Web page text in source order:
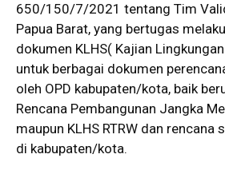
650/150/7/2021 tentang Tim
Papua Barat, yang bertugas
dokumen KLHS( Kajian
untuk berbagai dokumen
oleh OPD kabupaten/kota, baik
Rencana Pembangunan Jangka
maupun KLHS RTRW dan rencana
di kabupaten/kota.